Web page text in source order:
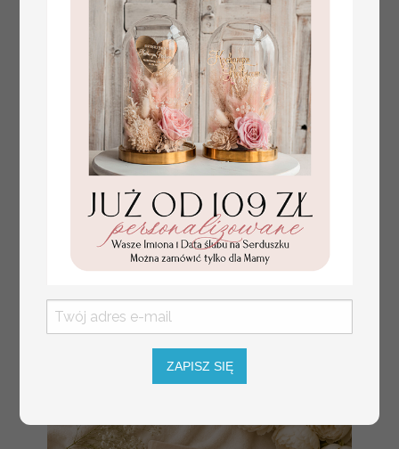
dekoracja stołu na komunii, komunijne
winietki z naturalnym kłosem
ZAPISZ SIĘ